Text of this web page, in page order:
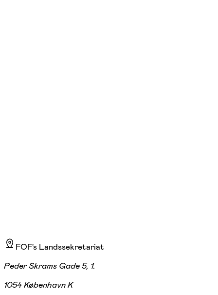
FOF's Landssekretariat
Peder Skrams Gade 5, 1.
1054 København K